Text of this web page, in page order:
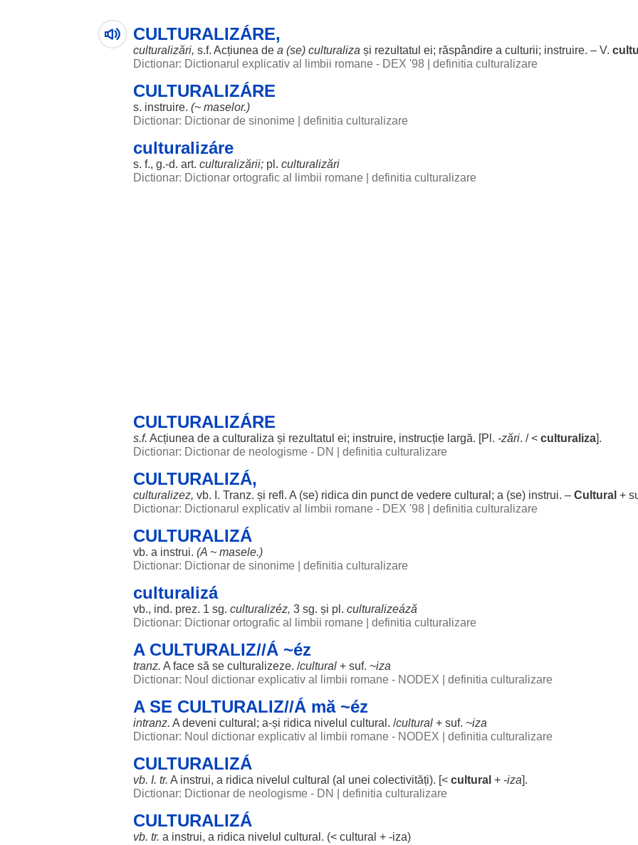
CULTURALIZÁRE,
culturalizări, s.f. Acțiunea de a (se) culturaliza și rezultatul ei; răspândire a culturii; instruire. – V.
Dictionar: Dictionarul explicativ al limbii romane - DEX '98
definitia culturalizare
CULTURALIZÁRE
s. instruire. (~ maselor.)
Dictionar: Dictionar de sinonime
definitia culturalizare
culturalizáre
s. f., g.-d. art. culturalizării; pl. culturalizări
Dictionar: Dictionar ortografic al limbii romane
definitia culturalizare
CULTURALIZÁRE
s.f. Acțiunea de a culturaliza și rezultatul ei; instruire, instrucție largă. [Pl. -zări. / < culturaliza].
Dictionar: Dictionar de neologisme - DN
definitia culturalizare
CULTURALIZÁ,
culturalizez, vb. I. Tranz. și refl. A (se) ridica din punctde vedere cultural ; a (se) instrui. – Cultural +
Dictionar: Dictionarul explicativ al limbii romane - DEX '98
definitia culturalizare
CULTURALIZÁ
vb. a instrui. (A ~ masele.)
Dictionar: Dictionar de sinonime
definitia culturalizare
culturalizá
vb., ind. prez. 1 sg. culturalizéz, 3 sg. și pl. culturalizeáză
Dictionar: Dictionar ortografic al limbii romane
definitia culturalizare
A CULTURALIZ//Á ~éz
tranz. A face să se culturalizeze. /cultural + suf. ~iza
Dictionar: Noul dictionar explicativ al limbii romane - NODEX
definitia culturalizare
A SE CULTURALIZ//Á mă ~éz
intranz. A deveni cultural ; a-și ridica nivelul cultural . /cultural + suf. ~iza
Dictionar: Noul dictionar explicativ al limbii romane - NODEX
definitia culturalizare
CULTURALIZÁ
vb. I. tr. A instrui, a ridica nivelul cultural (al unei colectivități). [< cultural + -iza].
Dictionar: Dictionar de neologisme - DN
definitia culturalizare
CULTURALIZÁ
vb. tr. a instrui, a ridica nivelul cultural . (< cultural + -iza)